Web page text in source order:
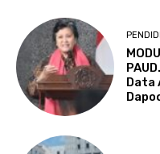
Data